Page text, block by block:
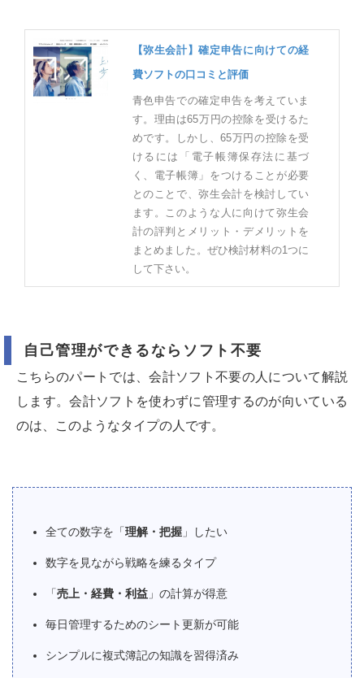
【弥生会計】確定申告に向けての経
費ソフトの口コミと評価
青色申告での確定申告を考えていま
す。理由は65万円の控除を受けるた
めです。しかし、65万円の控除を受
けるには「電子帳簿保存法に基づ
く、電子帳簿」をつけることが必要
とのことで、弥生会計を検討してい
ます。このような人に向けて弥生会
計の評判とメリット・デメリットを
まとめました。ぜひ検討材料の1つに
して下さい。
自己管理ができるならソフト不要
こちらのパートでは、会計ソフト不要の人について解説
します。会計ソフトを使わずに管理するのが向いている
のは、このようなタイプの人です。
全ての数字を「理解・把握 」したい
数字を見ながら戦略を練るタイプ
「売上・経費・利益 」の計算が得意
毎日管理するためのシート更新が可能
シンプルに複式簿記の知識を習得済み